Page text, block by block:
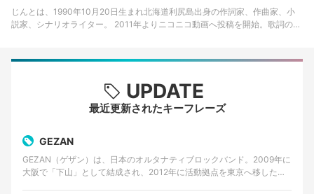
じんとは、1990年10月20日生まれ北海道利尻島出身の作詞家、作曲家、小
説家、シナリオライター。 2011年よりニコニコ動画へ投稿を開始。歌詞の世
UPDATE
最近更新されたキーフレーズ
GEZAN
GEZAN（ゲザン）は、日本のオルタナティブロックバンド。2009年に
大阪で「下山」として結成され、2012年に活動拠点を東京へ移した。